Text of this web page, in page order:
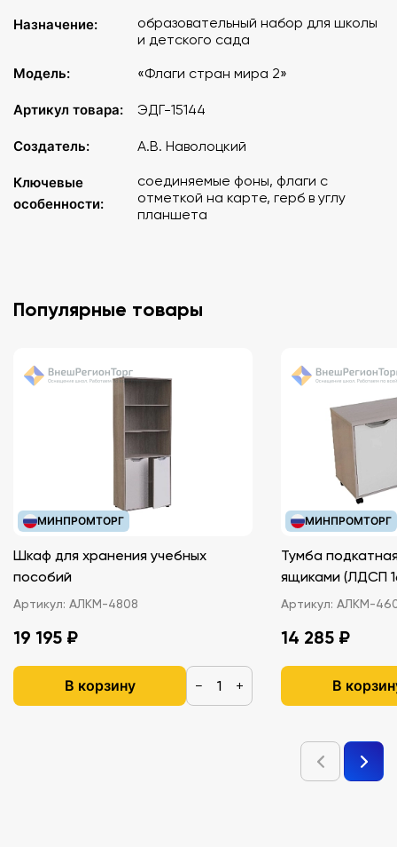
изображены флаги и часть карты мира, они служат
содержат общие с ним детали фона. На карточках для
представлены предметы, являющиеся как бы «визитной
уголки) служат подсказкой.
Назначение:
образовательный набор для школы
и детского сада
Модель:
«Флаги стран мира 2»
Артикул товара: ЭДГ-15144
Создатель: А.В. Наволоцкий
Ключевые
особенности:
соединяемые фоны, флаги с
отметкой на карте, герб в углу
планшета
Популярные товары
МИНПРОМТОРГ
Шкаф для хранения учебных
пособий
Артикул: АЛКМ-4808
19 195 ₽
В корзину − +
МИНПРОМТОРГ
Тумба
ящиками
Артикул: АЛКМ-
14 285 ₽
В